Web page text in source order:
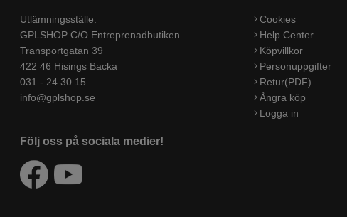
Utlämningsställe:
GPLSHOP C/O Entreprenadbutiken
Transportgatan 39
422 46 Hisings Backa
031 - 24 30 15
info@gplshop.se
Följ oss på sociala medier!
Cookies
Help Center
Köpvillkor
Personuppgifter
Retur(PDF)
Ångra köp
Logga in